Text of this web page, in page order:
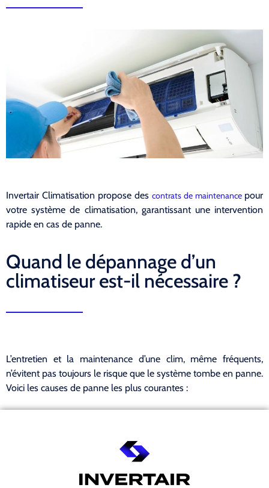
Invertair Climatisation propose des contrats de maintenance pour
votre système de climatisation, garantissant une intervention
rapide en cas de panne.
Quand le dépannage d’un
climatiseur est-il nécessaire ?
L’entretien et la maintenance d’une clim, même fréquents,
n’évitent pas toujours le risque que le système tombe en panne.
Voici les causes de panne les plus courantes :